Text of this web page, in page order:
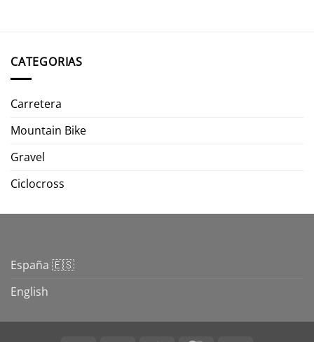
CATEGORIAS
Carretera
Mountain Bike
Gravel
Ciclocross
España 🇪🇸
English